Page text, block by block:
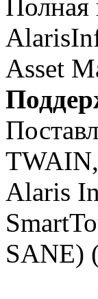
Полная
Asset
Alaris
SANE)